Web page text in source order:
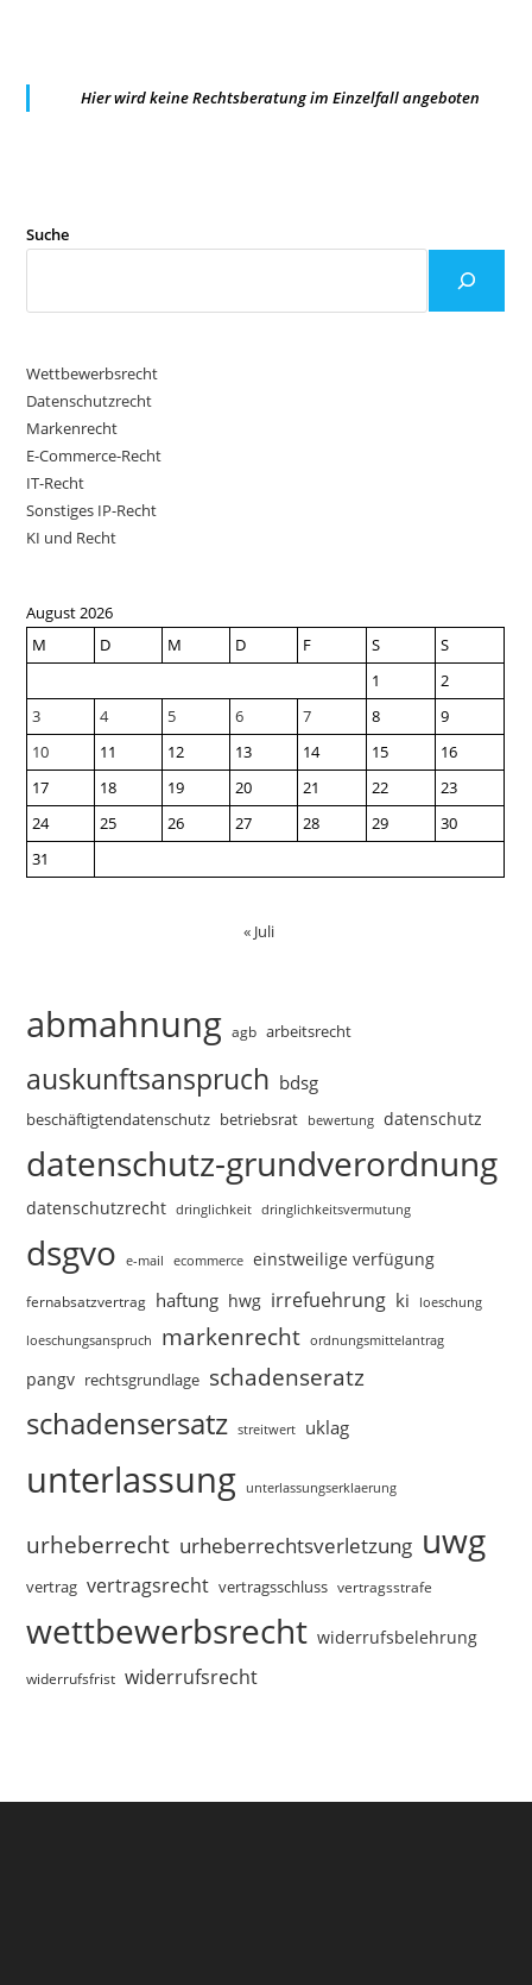
Hier wird keine Rechtsberatung im Einzelfall angeboten
Suche
Wettbewerbsrecht
Datenschutzrecht
Markenrecht
E-Commerce-Recht
IT-Recht
Sonstiges IP-Recht
KI und Recht
August 2026
M
D M D F S
S
1
2
3
4 5 6 7 8
9
10
11 12 13 14 15
16
17
18 19 20 21 22
23
24
25 26 27 28 29
30
31
« Juli
abmahnung agb arbeitsrecht
auskunftsanspruch bdsg
beschäftigtendatenschutz betriebsrat bewertung datenschutz
datenschutz-grundverordnung
datenschutzrecht dringlichkeit dringlichkeitsvermutung
dsgvo e-mail ecommerce einstweilige verfügung
fernabsatzvertrag haftung hwg irrefuehrung ki loeschung
loeschungsanspruch markenrecht ordnungsmittelantrag
pangv rechtsgrundlage schadenseratz
schadensersatz streitwert uklag
unterlassung unterlassungserklaerung
urheberrecht urheberrechtsverletzung uwg
vertrag vertragsrecht vertragsschluss vertragsstrafe
wettbewerbsrecht widerrufsbelehrung
widerrufsfrist widerrufsrecht